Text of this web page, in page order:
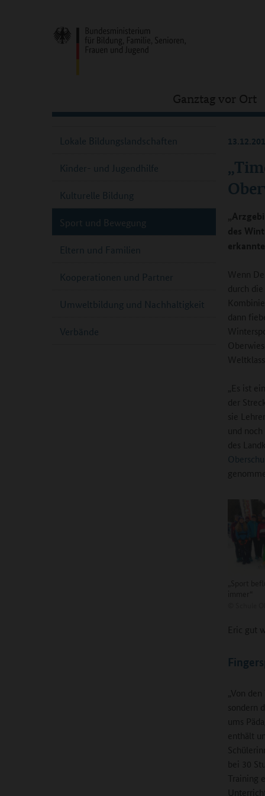
Ganztag vor Ort
des
Wenn
durch
dann
„Es ist
der
sie
und
des
Eric gut
„Von
sondern
ums
enthält
bei 30
Training
Lokale Bildungslandschaften
Kinder- und Jugendhilfe
Kulturelle Bildung
Sport und Bewegung
Eltern und Familien
Kooperationen und Partner
Umweltbildung und Nachhaltigkeit
Verbände